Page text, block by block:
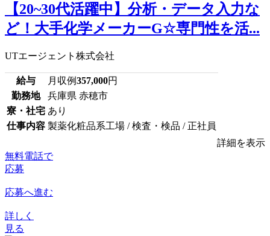
【20~30代活躍中】分析・データ入力な
ど！大手化学メーカーG☆専門性を活...
UTエージェント株式会社
給与 月収例357,000円
勤務地
兵庫県 赤穂市
寮・社宅 あり
仕事内容 製薬化粧品系工場 / 検査・検品 / 正社員
詳細を表示
無料電話で
応募
応募へ進む
詳しく
見る